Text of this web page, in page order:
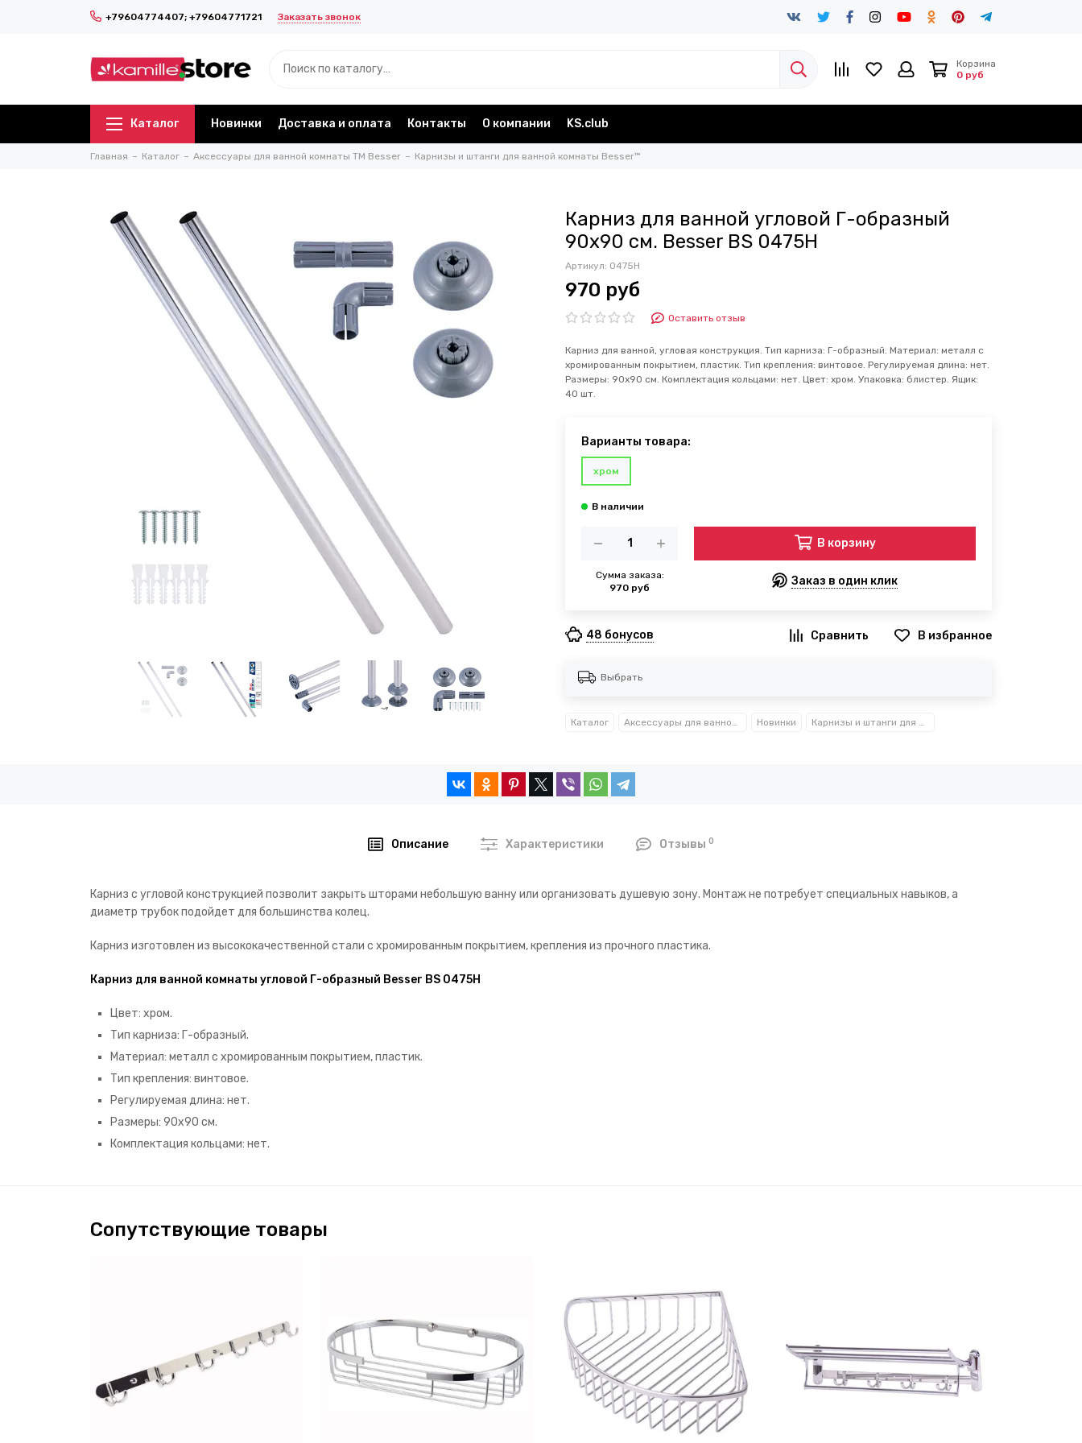
+79604774407; +79604771721 Заказать звонок
Корзина
0 руб
Каталог Новинки Доставка и оплата Контакты О компании KS.club
Главная Каталог Аксессуары для ванной комнаты TM Besser Карнизы и штанги для ванной комнаты Besser™
Карниз для ванной угловой Г-образный
90х90 см. Besser BS 0475H
Артикул: 0475H
970 руб
Оставить отзыв
Карниз для ванной, угловая конструкция. Тип карниза: Г-образный. Материал: металл с
хромированным покрытием, пластик. Тип крепления: винтовое. Регулируемая длина: нет.
Размеры: 90х90 см. Комплектация кольцами: нет. Цвет: хром. Упаковка: блистер. Ящик:
40 шт.
Варианты товара:
хром
Сумма заказа:
970 руб
В корзину
Заказ в один клик
48 бонусов В избранное
Выбрать
Каталог Аксессуары для ванной комнаты TM Besser Новинки Карнизы и штанги для ванной комнаты Besser™
Описание Характеристики Отзывы 0
Карниз с угловой конструкцией позволит закрыть шторами небольшую ванну или организовать душевую зону. Монтаж не потребует специальных навыков, а
диаметр трубок подойдет для большинства колец.
Карниз изготовлен из высококачественной стали с хромированным покрытием, крепления из прочного пластика.
Карниз для ванной комнаты угловой Г-образный Besser BS 0475H
Цвет: хром.
Тип карниза: Г-образный.
Материал: металл с хромированным покрытием, пластик.
Тип крепления: винтовое.
Регулируемая длина: нет.
Размеры: 90х90 см.
Комплектация кольцами: нет.
Сопутствующие товары